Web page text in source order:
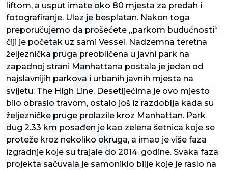
liftom, a usput imate oko 80 mjesta za predah i
fotografiranje. Ulaz je besplatan. Nakon toga
preporučujemo da prošećete „parkom budućnosti“
čiji je početak uz sami Vessel. Nadzemna teretna
željeznička pruga preobličena u javni park na
zapadnoj strani Manhattana postala je jedan od
najslavnijih parkova i urbanih javnih mjesta na
svijetu: The High Line. Desetljećima je ovo mjesto
bilo obraslo travom, ostalo još iz razdoblja kada su
željezničke pruge prolazile kroz Manhattan. Park
dug 2.33 km posađen je kao zelena šetnica koje se
proteže kroz nekoliko okruga, a imao je više faza
izgradnje koje su trajale do 2014. godine. Svaka faza
projekta sačuvala je samoniklo bilje koje je raslo na